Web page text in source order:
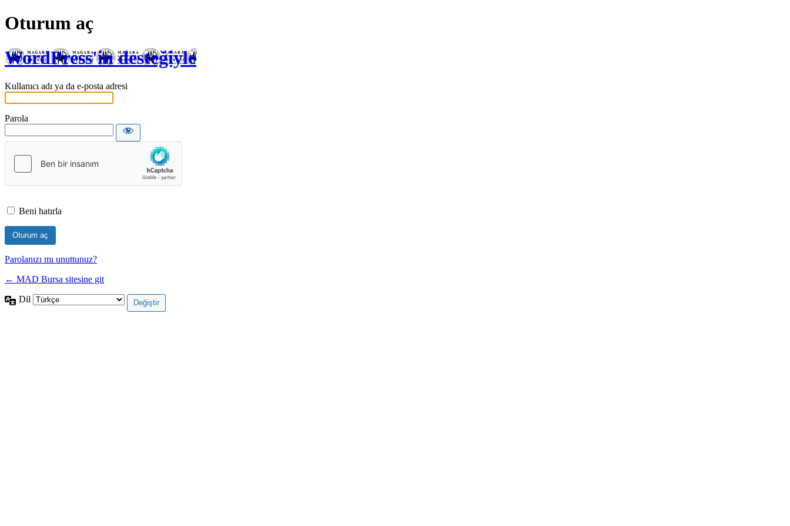
Oturum aç
WordPress'in desteğiyle
Kullanıcı adı ya da e-posta adresi
Parola
Beni hatırla
Parolanızı mı unuttunuz?
← MAD Bursa sitesine git
Dil